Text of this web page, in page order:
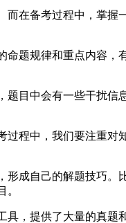
在备考过程中，掌握
题规律和重点内容，
目中会有一些干扰
程中，我们要注重对
成自己的解题技巧。
，提供了大量的真题